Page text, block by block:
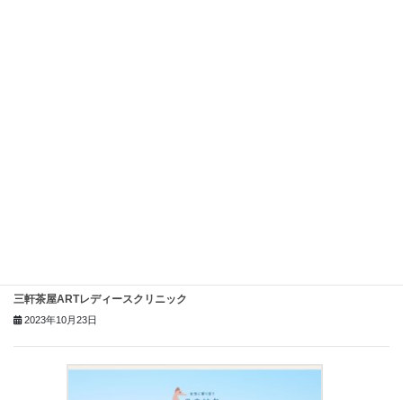
三軒茶屋ARTレディースクリニック
2023年10月23日